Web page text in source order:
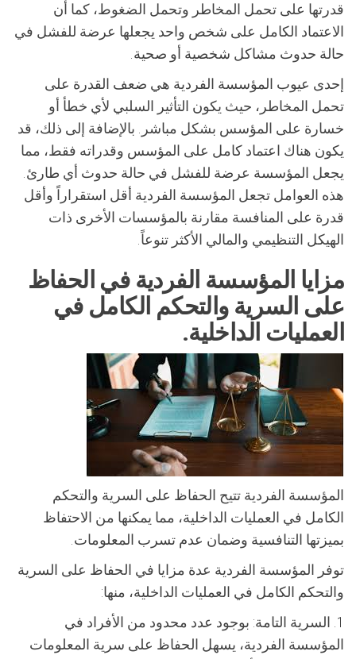
قدرتها على تحمل المخاطر وتحمل الضغوط، كما أن
الاعتماد الكامل على شخص واحد يجعلها عرضة للفشل في
حالة حدوث مشاكل شخصية أو صحية.
إحدى عيوب المؤسسة الفردية هي ضعف القدرة على
تحمل المخاطر، حيث يكون التأثير السلبي لأي خطأ أو
خسارة على المؤسس بشكل مباشر. بالإضافة إلى ذلك، قد
يكون هناك اعتماد كامل على المؤسس وقدراته فقط، مما
يجعل المؤسسة عرضة للفشل في حالة حدوث أي طارئ.
هذه العوامل تجعل المؤسسة الفردية أقل استقراراً وأقل
قدرة على المنافسة مقارنة بالمؤسسات الأخرى ذات
الهيكل التنظيمي والمالي الأكثر تنوعاً.
مزايا المؤسسة الفردية في الحفاظ
على السرية والتحكم الكامل في
العمليات الداخلية.
المؤسسة الفردية تتيح الحفاظ على السرية والتحكم
الكامل في العمليات الداخلية، مما يمكنها من الاحتفاظ
بميزتها التنافسية وضمان عدم تسرب المعلومات.
توفر المؤسسة الفردية عدة مزايا في الحفاظ على السرية
والتحكم الكامل في العمليات الداخلية، منها:
1. السرية التامة: بوجود عدد محدود من الأفراد في
المؤسسة الفردية، يسهل الحفاظ على سرية المعلومات